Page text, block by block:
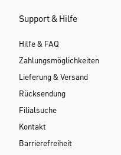
Support & Hilfe
Hilfe & FAQ
Zahlungsmöglichkeiten
Lieferung & Versand
Rücksendung
Filialsuche
Kontakt
Barrierefreiheit